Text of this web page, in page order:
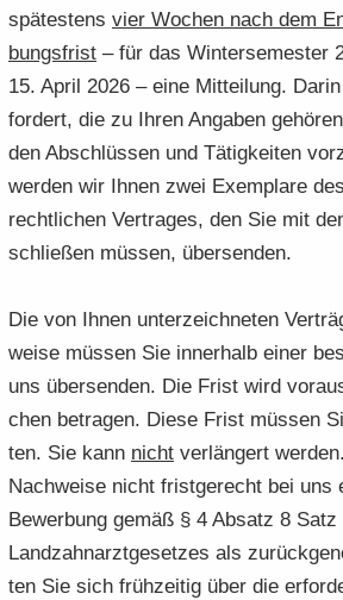
spä­tes­tens vier Wo­chen nach dem
bungs­frist – für das Win­ter­se­mes­ter
15. April 2026 – eine Mit­tei­lung.
for­dert, die zu Ihren An­ga­ben
den Ab­schlüs­sen und Tä­tig­kei­ten
wer­den wir Ihnen zwei Ex­em­pla­re
rechtlichen Ver­tra­ges, den Sie mit
schlie­ßen müs­sen, über­sen­den.
Die von Ihnen un­ter­zeich­ne­ten
wei­se müs­sen Sie in­ner­halb einer
uns über­sen­den. Die Frist wird
chen be­tra­gen. Diese Frist müs­sen
ten. Sie kann nicht ver­län­gert
Nach­wei­se nicht frist­ge­recht bei uns
Be­wer­bung gemäß § 4 Ab­satz 8
Land­zahn­arzt­ge­set­zes als
ten Sie sich früh­zei­tig über die